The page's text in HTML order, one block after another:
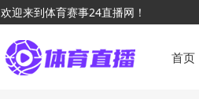
欢迎来到体育赛事24直播网！
首页